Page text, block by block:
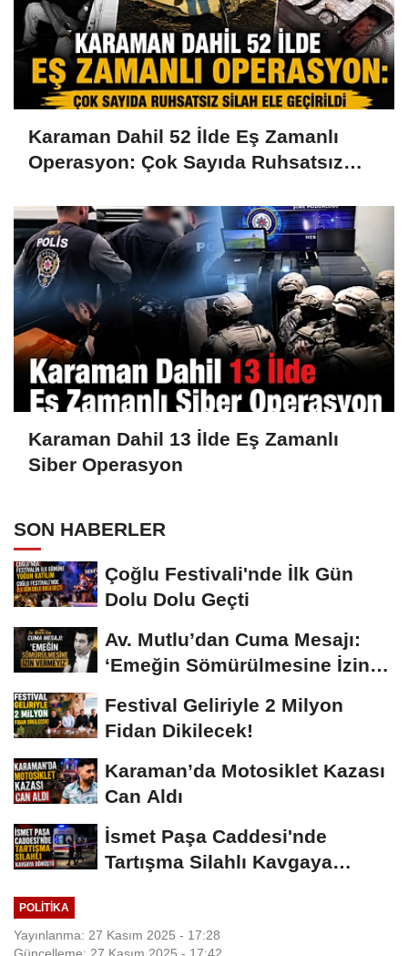
Karaman Dahil 52 İlde Eş Zamanlı
Operasyon: Çok Sayıda Ruhsatsız
Karaman Dahil 13 İlde Eş Zamanlı
Siber Operasyon
SON HABERLER
Çoğlu Festivali'nde İlk Gün
Dolu Dolu Geçti
Av. Mutlu’dan Cuma Mesajı:
‘Emeğin Sömürülmesine İzin
Festival Geliriyle 2 Milyon
Fidan Dikilecek!
Karaman’da Motosiklet Kazası
Can Aldı
İsmet Paşa Caddesi'nde
Tartışma Silahlı Kavgaya
POLITIKA
Yayınlanma: 27 Kasım 2025 - 17:28
Güncelleme: 27 Kasım 2025 - 17:42